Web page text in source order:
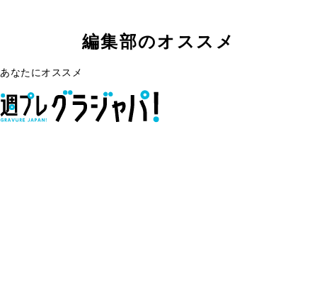
編集部のオススメ
あなたにオススメ